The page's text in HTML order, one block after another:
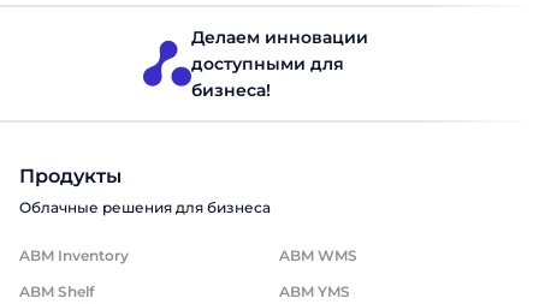
Делаем инновации
доступными для
бизнеса!
Продукты
Облачные решения для бизнеса
ABM Inventory
ABM WMS
ABM Shelf
ABM YMS